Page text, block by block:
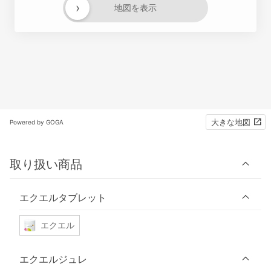
地図を表示
›
Powered by GOGA 大きな地図
取り扱い商品
エクエルタブレット
エクエル
エクエルジュレ